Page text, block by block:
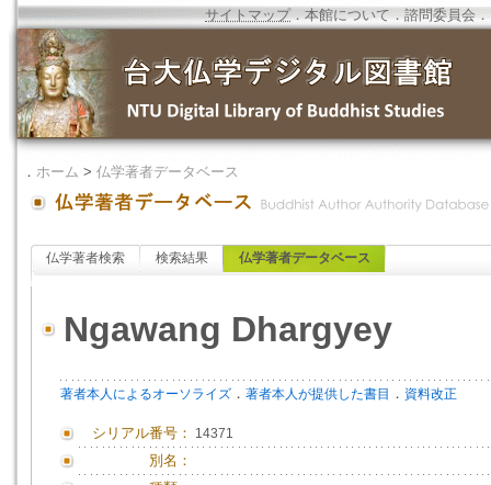
サイトマップ．本館について ．諮問委員会 ．
． ホーム > 仏学著者データベース
仏学著者検索 検索結果 仏学著者データベース
Ngawang Dhargyey
著者本人によるオーソライズ ． 著者本人が提供した書目 ． 資料改正
シリアル番号： 14371
別名：